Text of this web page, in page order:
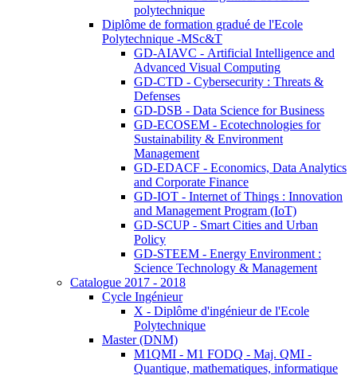
polytechnique
Diplôme de formation gradué de l'Ecole
Polytechnique -MSc&T
GD-AIAVC - Artificial Intelligence and
Advanced Visual Computing
GD-CTD - Cybersecurity : Threats &
Defenses
GD-DSB - Data Science for Business
GD-ECOSEM - Ecotechnologies for
Sustainability & Environment
Management
GD-EDACF - Economics, Data Analytics
and Corporate Finance
GD-IOT - Internet of Things : Innovation
and Management Program (IoT)
GD-SCUP - Smart Cities and Urban
Policy
GD-STEEM - Energy Environment :
Science Technology & Management
Catalogue 2017 - 2018
Cycle Ingénieur
X - Diplôme d'ingénieur de l'Ecole
Polytechnique
Master (DNM)
M1QMI - M1 FODQ - Maj. QMI -
Quantique, mathematiques, informatique